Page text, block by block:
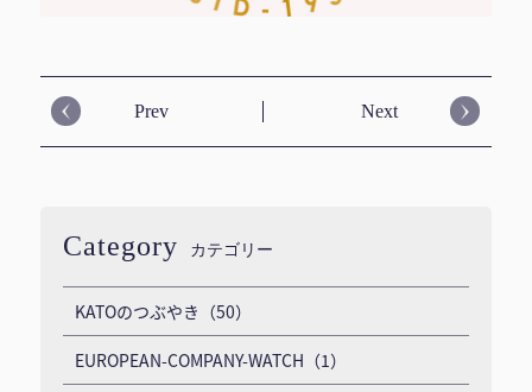
Prev Next
Category カテゴリー
KATOのつぶやき（50）
EUROPEAN-COMPANY-WATCH（1）